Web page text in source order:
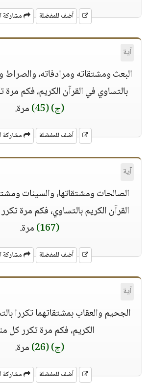
أضف للمفضلة مشاركة
آية
البعث ومشتقاته ومرادفاته، والصراط
بالتساوي في القرآن الكريم، فكم
(ج)(45) مرة.
أضف للمفضلة مشاركة
آية
الصالحات ومشتقاتها، والسيئات
القرآن الكريم بالتساوي، فكم مرة
(167)
مرة.
أضف للمفضلة مشاركة
آية
الجحيم والعقاب بمشتقاتهما تكررا
الكريم، فكم مرة تكرر كل
(ج)(26) مرة.
أضف للمفضلة مشاركة